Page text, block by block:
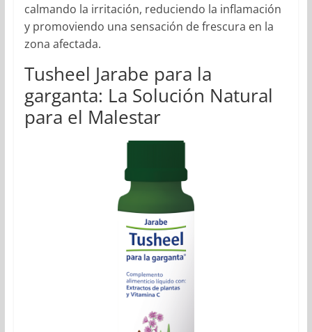
calmando la irritación, reduciendo la inflamación
y promoviendo una sensación de frescura en la
zona afectada.
Tusheel Jarabe para la
garganta: La Solución Natural
para el Malestar